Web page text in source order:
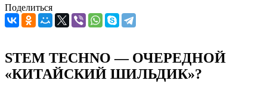
Поделиться
STEM TECHNO — ОЧЕРЕДНОЙ
«КИТАЙСКИЙ ШИЛЬДИК»?